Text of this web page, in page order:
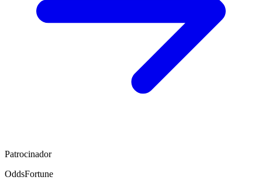
Patrocinador
OddsFortune